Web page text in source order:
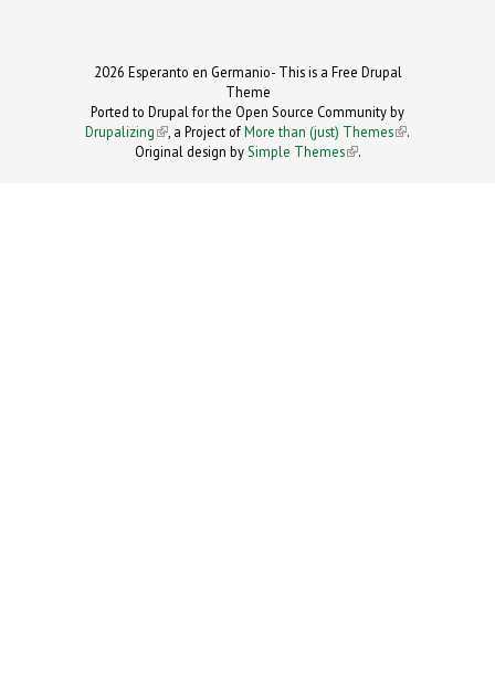
2026 Esperanto en Germanio- This is a Free Drupal
Theme
Ported to Drupal for the Open Source Community by
Drupalizing(link is external)
, a Project ofMore than (just) Themes (link is
.
Original design by Simple Themes
(link is
.